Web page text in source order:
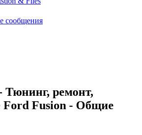
сообщения
Тюнинг, ремонт,
Ford Fusion - Общие